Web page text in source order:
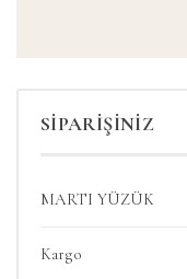
SİPARİŞİNİZ
MARTI YÜZÜK
Kargo